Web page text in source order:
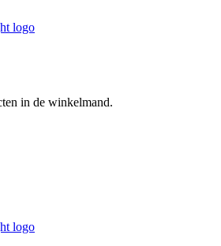
in de winkelmand.